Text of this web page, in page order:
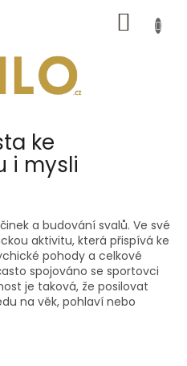
KOŠÍK
ke
i mysli
a budování svalů. Ve své
aktivitu, která přispívá ke
pohody a celkové
spojováno se sportovci
je taková, že posilovat
na věk, pohlaví nebo